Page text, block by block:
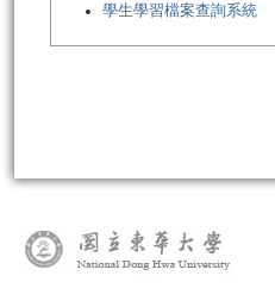
學生學習檔案查詢系統